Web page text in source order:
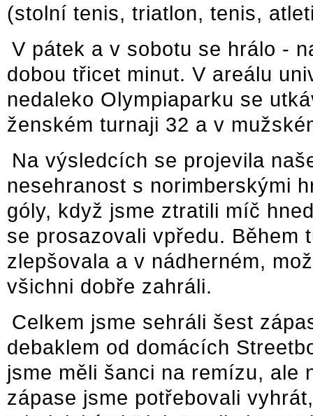
(stolní tenis, triatlon, tenis,
V pátek a v sobotu se hrálo -
dobou třicet minut. V areálu
nedaleko Olympiaparku se
ženském turnaji 32 a v
Na výsledcích se projevila
nesehranost s norimberskými
góly, když jsme ztratili míč
se prosazovali vpředu. Během
zlepšovala a v nádherném,
všichni dobře zahráli.
Celkem jsme sehráli šest
debaklem od domácích
jsme měli šanci na remízu, ale
zápase jsme potřebovali